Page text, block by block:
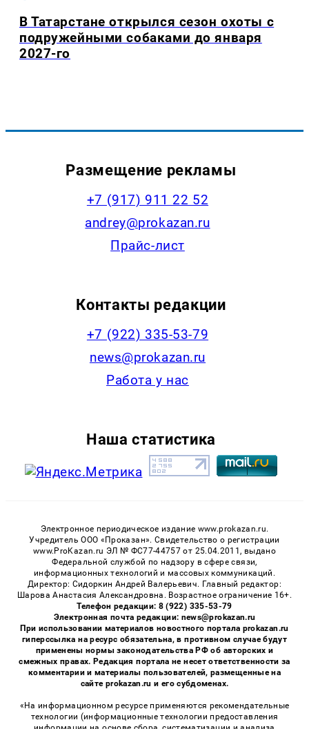
В Татарстане открылся сезон охоты с
подружейными собаками до января
2027-го
Размещение рекламы
+7 (917) 911 22 52
andrey@prokazan.ru
Прайс-лист
Контакты редакции
+7 (922) 335-53-79
news@prokazan.ru
Работа у нас
Наша статистика
Электронное периодическое издание www.prokazan.ru.
Учредитель ООО «Проказан». Cвидетельство о регистрации
www.ProKazan.ru ЭЛ № ФС77-44757 от 25.04.2011, выдано
Федеральной службой по надзору в сфере связи,
информационных технологий и массовых коммуникаций.
Директор: Сидоркин Андрей Валерьевич. Главный редактор:
Шарова Анастасия Александровна. Возрастное ограничение 16+.
Телефон редакции: 8 (922) 335-53-79
Электронная почта редакции: news@prokazan.ru
При использовании материалов новостного портала prokazan.ru
гиперссылка на ресурс обязательна, в противном случае будут
применены нормы законодательства РФ об авторских и
смежных правах. Редакция портала не несет ответственности за
комментарии и материалы пользователей, размещенные на
сайте prokazan.ru и его субдоменах.
«На информационном ресурсе применяются рекомендательные
технологии (информационные технологии предоставления